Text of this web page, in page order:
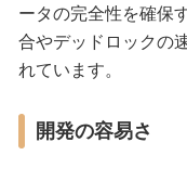
ータの完全性を確保
合やデッドロックの
れています。
開発の容易さ